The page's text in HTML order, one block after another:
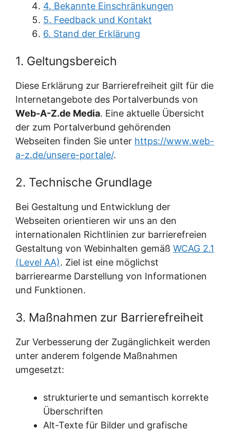
4. Bekannte Einschränkungen
5. Feedback und Kontakt
6. Stand der Erklärung
1. Geltungsbereich
Diese Erklärung zur Barrierefreiheit gilt für die
Internetangebote des Portalverbunds von
Web-A-Z.de Media. Eine aktuelle Übersicht
der zum Portalverbund gehörenden
Webseiten finden Sie unter https://www.web-
a-z.de/unsere-portale/.
2. Technische Grundlage
Bei Gestaltung und Entwicklung der
Webseiten orientieren wir uns an den
internationalen Richtlinien zur barrierefreien
Gestaltung von Webinhalten gemäß WCAG 2.1
(Level AA). Ziel ist eine möglichst
barrierearme Darstellung von Informationen
und Funktionen.
3. Maßnahmen zur Barrierefreiheit
Zur Verbesserung der Zugänglichkeit werden
unter anderem folgende Maßnahmen
umgesetzt:
strukturierte und semantisch korrekte
Überschriften
Alt-Texte für Bilder und grafische